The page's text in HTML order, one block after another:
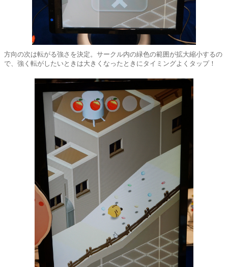
方向の次は転がる強さを決定。サークル内の緑色の範囲が拡大縮小するの
で、強く転がしたいときは大きくなったときにタイミングよくタップ！